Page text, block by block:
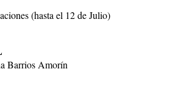
(hasta el 12 de Julio)
Barrios Amorín